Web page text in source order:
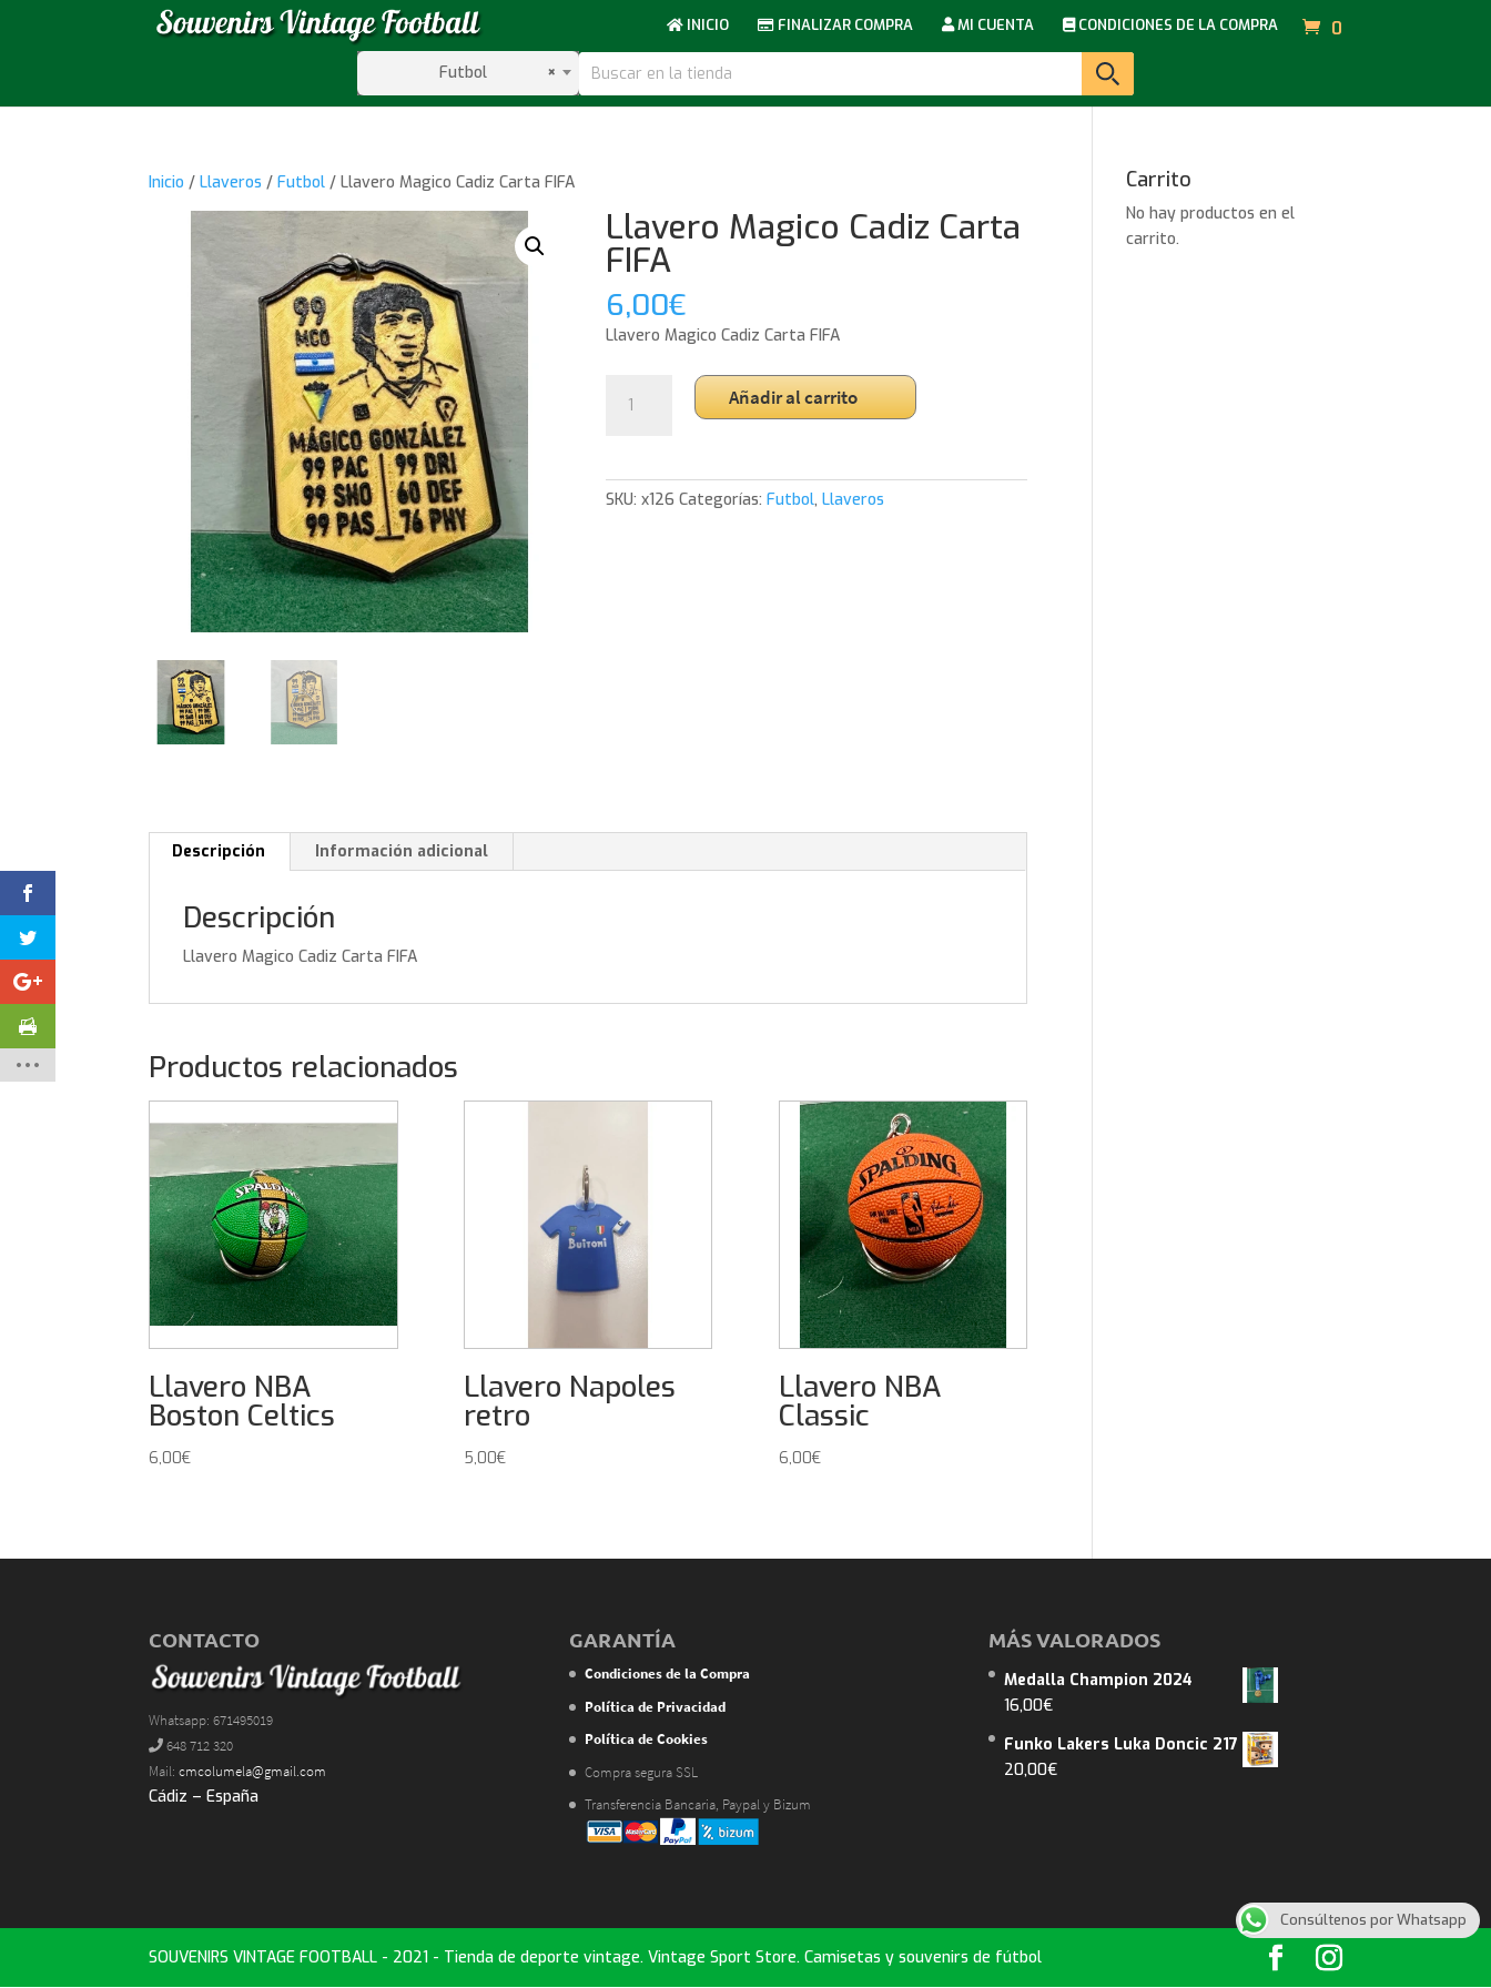
INICIO FINALIZAR COMPRA MI CUENTA CONDICIONES DE LA COMPRA 0
×
Futbol
Inicio /Llaveros /Futbol / Llavero Magico Cadiz Carta FIFA
Llavero Magico Cadiz Carta
FIFA
6,00€
Llavero Magico Cadiz Carta FIFA
Magico
FIFA
Añadir al carrito
SKU:x126 Categorías:Futbol,Llaveros
Descripción Información adicional
Descripción
Llavero Magico Cadiz Carta FIFA
Productos relacionados
Llavero NBA
Boston Celtics
6,00€
Llavero Napoles
retro
5,00€
Llavero NBA
Classic
6,00€
Carrito
No hay productos en el
carrito.
CONTACTO
Whatsapp: 671495019
648 712 320
Mail:cmcolumela@gmail.com
Cádiz – España
GARANTÍA
Condiciones de la Compra
Política de Privacidad
Política de Cookies
Compra segura SSL
Transferencia Bancaria, Paypal y Bizum
MÁS VALORADOS
Medalla Champion 2024
16,00€
Funko Lakers Luka Doncic 217
20,00€
SOUVENIRS VINTAGE FOOTBALL - 2021 - Tienda de deporte vintage. Vintage Sport Store. Camisetas y souvenirs de fútbol
Consúltenos por Whatsapp